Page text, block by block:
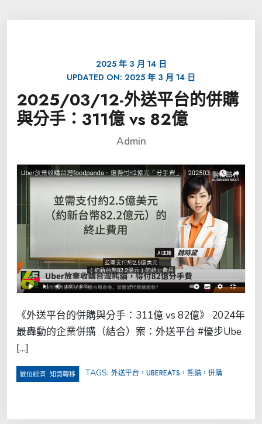
2025 年 3 月 14 日
UPDATED ON: 2025 年 3 月 14 日
2025/03/12-外送平台的併購
與分手：311億 vs 82億
Admin
《外送平台的併購與分手：311億 vs 82億》 2024年
最轟動的企業併購（結合）案：外送平台 #優步Ube
[…]
數位經濟 知識轉移 TAGS: 外送平台，UBEREATS，熊貓，併購